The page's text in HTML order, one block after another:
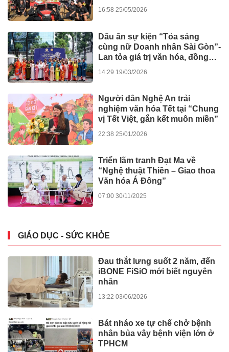
16:58 25/05/2026
Dấu ấn sự kiện “Tỏa sáng
cùng nữ Doanh nhân Sài Gòn”-
Lan tỏa giá trị văn hóa, đồng
14:29 19/03/2026
Người dân Nghệ An trải
nghiệm văn hóa Tết tại “Chung
vị Tết Việt, gắn kết muôn miền”
22:38 25/01/2026
Triển lãm tranh Đạt Ma về
“Nghệ thuật Thiền – Giao thoa
Văn hóa Á Đông”
07:00 30/11/2025
GIÁO DỤC - SỨC KHỎE
Đau thắt lưng suốt 2 năm, đến
iBONE FiSiO mới biết nguyên
nhân
13:22 03/06/2026
Bát nháo xe tự chế chở bệnh
nhân bủa vây bệnh viện lớn ở
TPHCM